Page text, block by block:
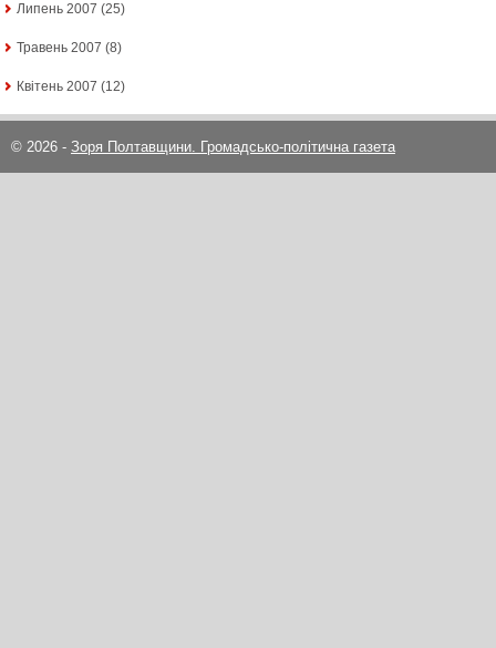
Липень 2007 (25)
Травень 2007 (8)
Квітень 2007 (12)
© 2026 - Зоря Полтавщини. Громадсько-політична газета